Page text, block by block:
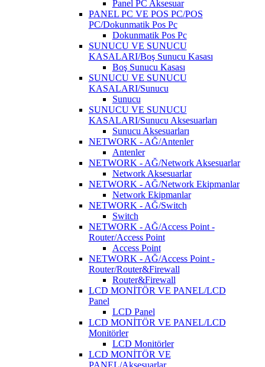
Panel PC Aksesuar
PANEL PC VE POS PC/POS
PC/Dokunmatik Pos Pc
Dokunmatik Pos Pc
SUNUCU VE SUNUCU
KASALARI/Boş Sunucu Kasası
Boş Sunucu Kasası
SUNUCU VE SUNUCU
KASALARI/Sunucu
Sunucu
SUNUCU VE SUNUCU
KASALARI/Sunucu Aksesuarları
Sunucu Aksesuarları
NETWORK - AĞ/Antenler
Antenler
NETWORK - AĞ/Network Aksesuarlar
Network Aksesuarlar
NETWORK - AĞ/Network Ekipmanlar
Network Ekipmanlar
NETWORK - AĞ/Switch
Switch
NETWORK - AĞ/Access Point -
Router/Access Point
Access Point
NETWORK - AĞ/Access Point -
Router/Router&Firewall
Router&Firewall
LCD MONİTÖR VE PANEL/LCD
Panel
LCD Panel
LCD MONİTÖR VE PANEL/LCD
Monitörler
LCD Monitörler
LCD MONİTÖR VE
PANEL/Aksesuarlar